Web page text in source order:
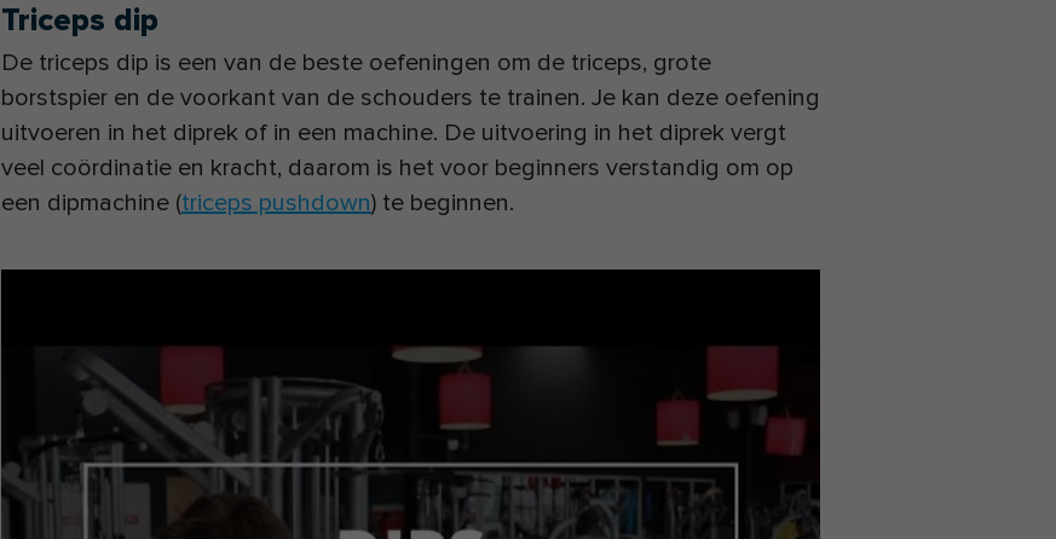
Triceps dip
De triceps dip is een van de beste oefeningen om de triceps, grote
borstspier en de voorkant van de schouders te trainen. Je kan deze oefening
uitvoeren in het diprek of in een machine. De uitvoering in het diprek vergt
veel coördinatie en kracht, daarom is het voor beginners verstandig om op
een dipmachine (triceps pushdown) te beginnen.